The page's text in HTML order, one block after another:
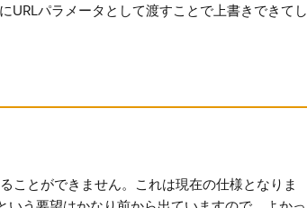
URLパラメータとして渡すことで上書きできてし
ことができません。これは現在の仕様となりま